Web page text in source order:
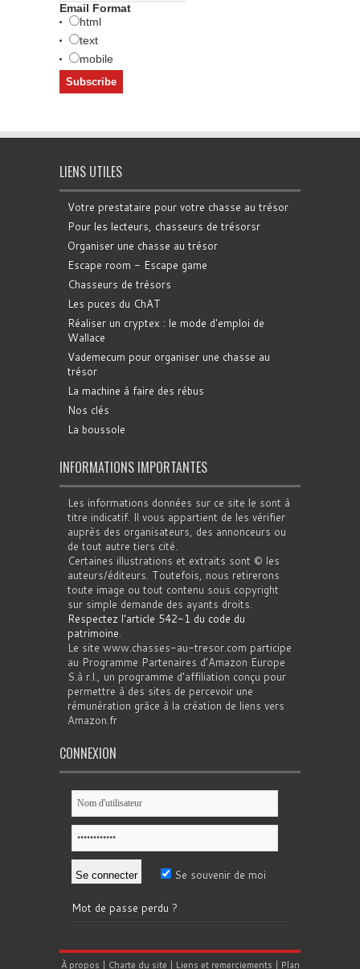
Email Format
html
text
mobile
LIENS UTILES
Votre prestataire pour votre chasse au trésor
Pour les lecteurs, chasseurs de trésorsr
Organiser une chasse au trésor
Escape room - Escape game
Chasseurs de trésors
Les puces du ChAT
Réaliser un cryptex : le mode d'emploi de
Wallace
Vademecum pour organiser une chasse au
trésor
La machine à faire des rébus
Nos clés
La boussole
INFORMATIONS IMPORTANTES
Les informations données sur ce site le sont à
titre indicatif. Il vous appartient de les vérifier
auprès des organisateurs, des annonceurs ou
de tout autre tiers cité.
Certaines illustrations et extraits sont © les
auteurs/éditeurs. Toutefois, nous retirerons
toute image ou tout contenu sous copyright
sur simple demande des ayants droits.
Respectez l'article 542-1 du code du
patrimoine.
Le site www.chasses-au-tresor.com participe
au Programme Partenaires d’Amazon Europe
S.à r.l., un programme d’affiliation conçu pour
permettre à des sites de percevoir une
rémunération grâce à la création de liens vers
Amazon.fr
CONNEXION
Se souvenir de moi
Mot de passe perdu ?
À propos | Charte du site | Liens et remerciements | Plan